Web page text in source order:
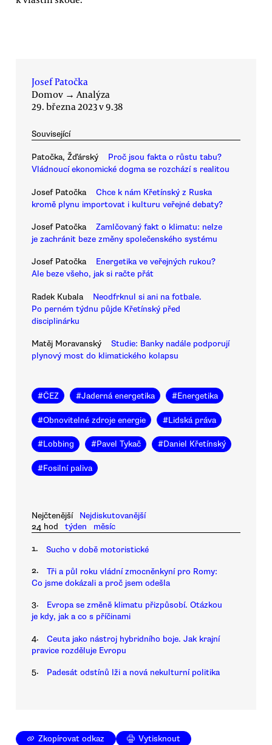
Josef Patočka
Domov →Analýza
29. března 2023 v 9.38
Související
Patočka, Žďárský
Proč jsou fakta o růstu tabu?
Vládnoucí ekonomické dogma se rozchází s realitou
Josef Patočka
Chce k nám Křetínský z Ruska
kromě plynu importovat i kulturu veřejné debaty?
Josef Patočka
Zamlčovaný fakt o klimatu: nelze
je zachránit beze změny společenského systému
Josef Patočka
Energetika ve veřejných rukou?
Ale beze všeho, jak si račte přát
Radek Kubala
Neodfrknul si ani na fotbale.
Po perném týdnu půjde Křetínský před
disciplinárku
Matěj Moravanský
Studie: Banky nadále podporují
plynový most do klimatického kolapsu
#ČEZ #Jaderná energetika #Energetika
#Obnovitelné zdroje energie #Lidská práva
#Lobbing #Pavel Tykač #Daniel Křetínský
#Fosilní paliva
Nejčtenější
Nejdiskutovanější
24 hod
týden měsíc
1. Sucho v době motoristické
2.
Tři a půl roku vládní zmocněnkyní pro Romy:
Co jsme dokázali a proč jsem odešla
3.
Evropa se změně klimatu přizpůsobí. Otázkou
je kdy, jak a co s příčinami
4.
Ceuta jako nástroj hybridního boje. Jak krajní
pravice rozděluje Evropu
5. Padesát odstínů lži a nová nekulturní politika
Zkopírovat odkaz Vytisknout